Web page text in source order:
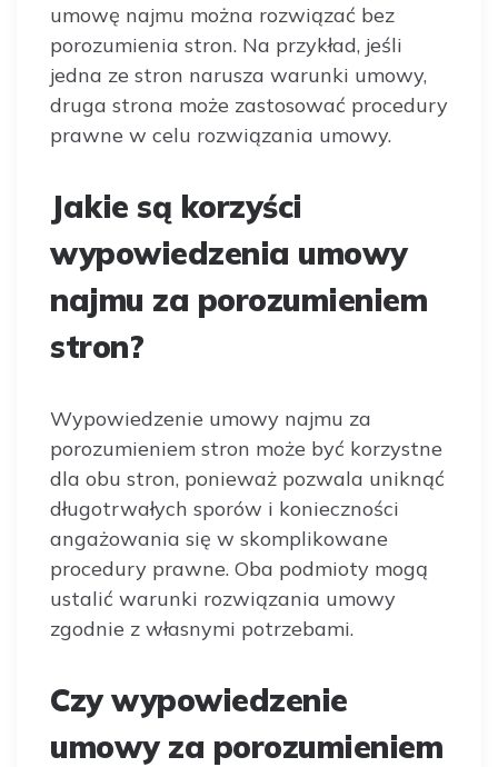
umowę najmu można rozwiązać bez
porozumienia stron. Na przykład, jeśli
jedna ze stron narusza warunki umowy,
druga strona może zastosować procedury
prawne w celu rozwiązania umowy.
Jakie są korzyści
wypowiedzenia umowy
najmu za porozumieniem
stron?
Wypowiedzenie umowy najmu za
porozumieniem stron może być korzystne
dla obu stron, ponieważ pozwala uniknąć
długotrwałych sporów i konieczności
angażowania się w skomplikowane
procedury prawne. Oba podmioty mogą
ustalić warunki rozwiązania umowy
zgodnie z własnymi potrzebami.
Czy wypowiedzenie
umowy za porozumieniem